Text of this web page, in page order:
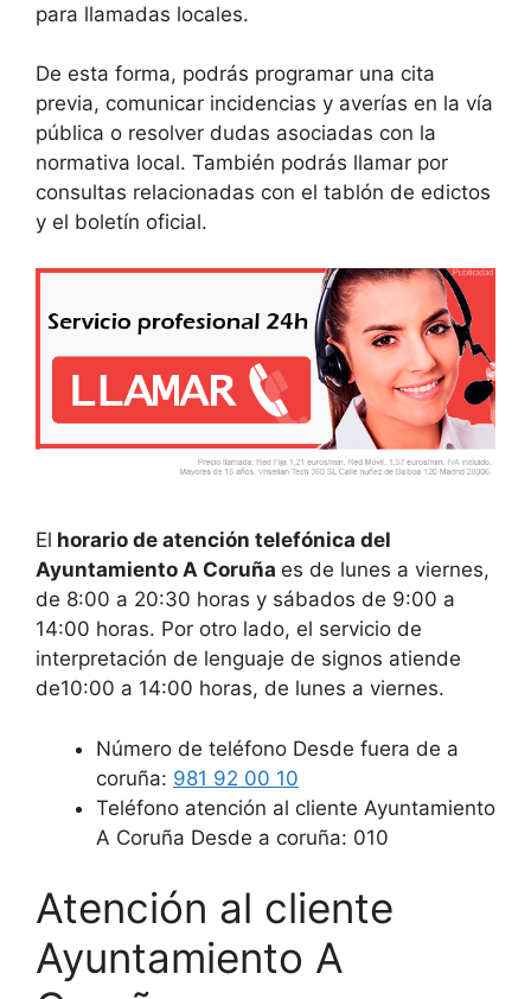
para llamadas locales.
De esta forma, podrás programar una cita
previa, comunicar incidencias y averías en la vía
pública o resolver dudas asociadas con la
normativa local. También podrás llamar por
consultas relacionadas con el tablón de edictos
y el boletín oficial.
El horario de atención telefónica del
Ayuntamiento A Coruña es de lunes a viernes,
de 8:00 a 20:30 horas y sábados de 9:00 a
14:00 horas. Por otro lado, el servicio de
interpretación de lenguaje de signos atiende
de10:00 a 14:00 horas, de lunes a viernes.
Número de teléfono Desde fuera de a
coruña: 981 92 00 10
Teléfono atención al cliente Ayuntamiento
A Coruña Desde a coruña: 010
Atención al cliente
Ayuntamiento A